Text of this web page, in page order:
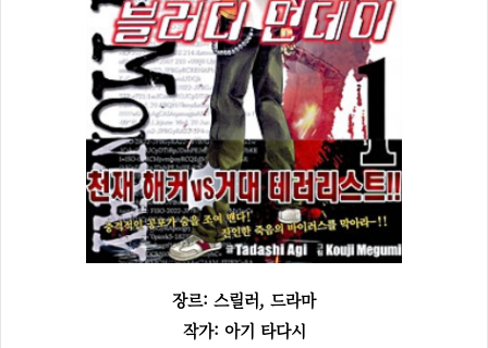
장르: 스릴러, 드라마
작가: 아기 타다시